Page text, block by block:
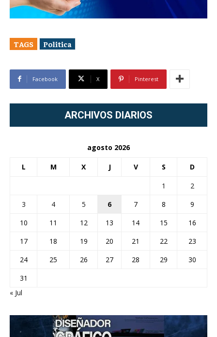
TAGS Politica
Facebook X Pinterest
ARCHIVOS DIARIOS
agosto 2026
L M X J V S D
1
2
3
4 5 6 7 8
9
10
11 12 13 14 15
16
17
18 19 20 21 22
23
24
25 26 27 28 29
30
31
« Jul